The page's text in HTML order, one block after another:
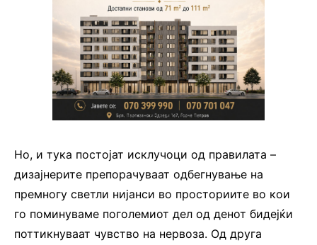
Но, и тука постојат исклучоци од правилата –
дизајнерите препорачуваат одбегнување на
премногу светли нијанси во просториите во кои
го поминуваме поголемиот дел од денот бидејќи
поттикнуваат чувство на нервоза. Од друга